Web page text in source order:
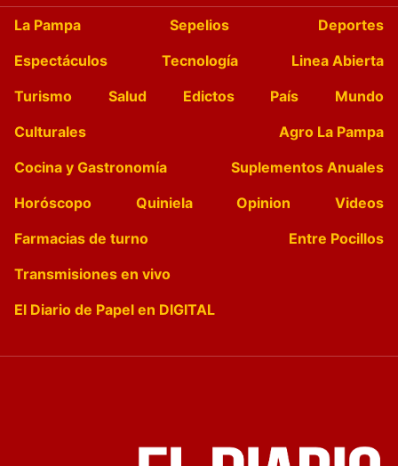
La Pampa Sepelios
Deportes
Espectáculos
Tecnología
Linea Abierta
Turismo
Salud Edictos País
Mundo
Culturales
Agro La Pampa
Cocina y Gastronomía
Suplementos Anuales
Horóscopo
Quiniela Opinion
Videos
Farmacias de turno
Entre Pocillos
Transmisiones en vivo
El Diario de Papel en DIGITAL